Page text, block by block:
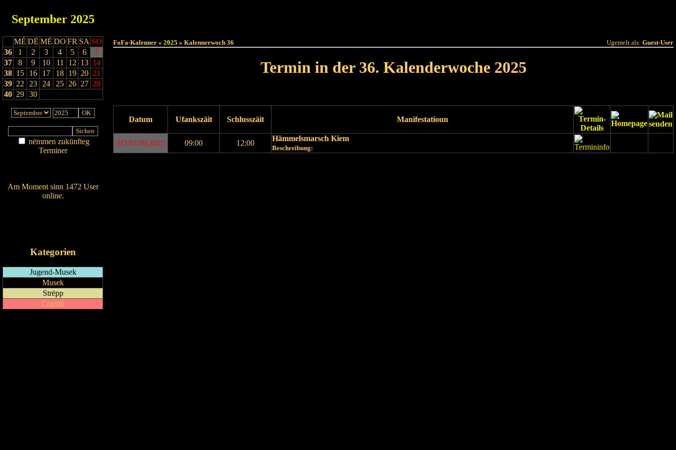
September 2025
MÉ DË MË DO FR SA SO
36
1 2 3 4 5 6
7
37
8 9 10 11 12 13 14
38 15 16 17 18 19 20 21
39 22 23 24 25 26 27 28
40 29 30
nëmmen zukünfteg
Terminer
Am Moment sinn 1472 User
online.
Kategorien
Jugend-Musek
Musek
Strëpp
Comité
FoFa-Kalenner » 2025 » Kalennerwoch 36 Ugemelt als: Guest-User
Termin in der 36. Kalenderwoche 2025
Datum Ufankszäit Schlusszäit Manifestatioun
SO 07.09.2025 09:00 12:00
Hämmelsmarsch Kiem
Beschreibung: